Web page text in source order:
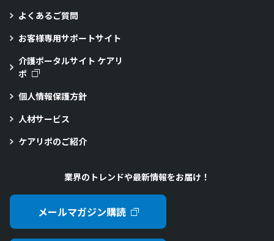
よくあるご質問
お客様専用サポートサイト
介護ポータルサイト ケアリ
ポ
個人情報保護方針
人材サービス
ケアリポのご紹介
業界のトレンドや最新情報をお届け！
メールマガジン購読